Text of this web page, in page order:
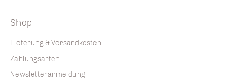
Shop
Lieferung & Versandkosten
Zahlungsarten
Newsletteranmeldung